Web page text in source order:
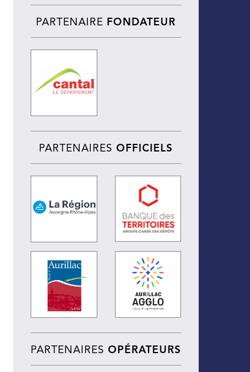
PARTENAIRE FONDATEUR
PARTENAIRES OFFICIELS
PARTENAIRES OPÉRATEURS